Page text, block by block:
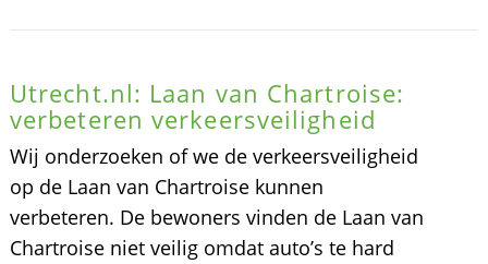
Utrecht.nl: Laan van Chartroise:
verbeteren verkeersveiligheid
Wij onderzoeken of we de verkeersveiligheid
op de Laan van Chartroise kunnen
verbeteren. De bewoners vinden de Laan van
Chartroise niet veilig omdat auto’s te hard